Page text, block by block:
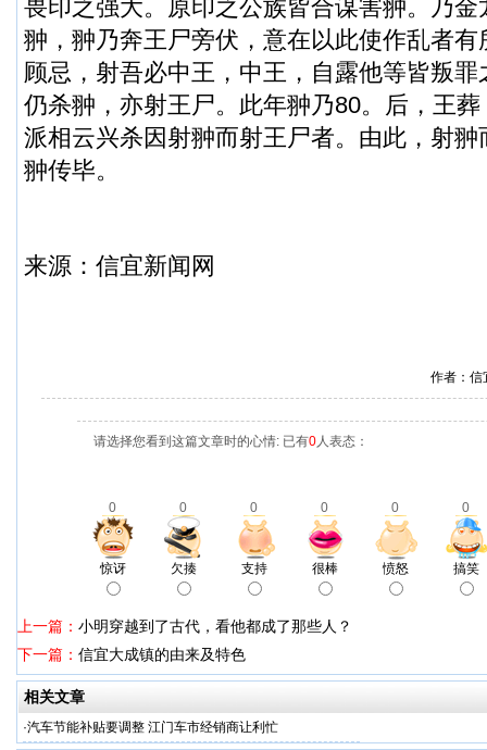
畏印之强大。原印之公族皆合谋害翀。乃
翀，翀乃奔王尸旁伏，意在以此使作乱者
顾忌，射吾必中王，中王，自露他等皆叛
仍杀翀，亦射王尸。此年翀乃80。后，王
派相云兴杀因射翀而射王尸者。由此，射
翀传毕。
来源： 信宜新闻 网
作者：
请选择您看到这篇文章时的心情: 已有0人表态：
0 0 0 0 0 0
惊讶 欠揍 支持 很棒 愤怒 搞笑
上一篇： 小明穿越到了古代，看他都成了那些人？
下一篇： 信宜大成镇的由来及特色
相关文章
·汽车节能补贴要调整 江门车市经销商让利忙